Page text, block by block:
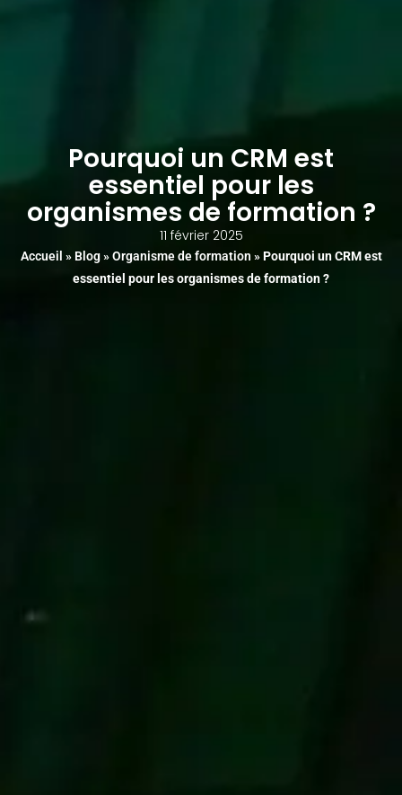
Pourquoi un CRM est
essentiel pour les
organismes de formation ?
11 février 2025
Accueil » Blog»Organisme de formation »Pourquoi un CRM est
essentiel pour les organismes de formation ?